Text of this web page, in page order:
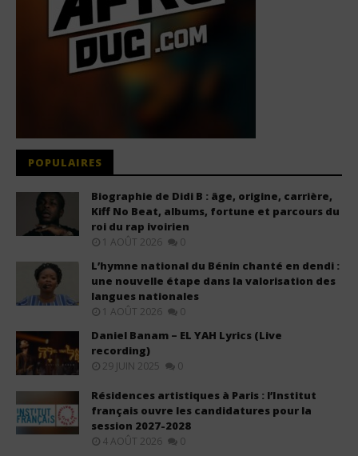
POPULAIRES
Biographie de Didi B : âge, origine, carrière,
Kiff No Beat, albums, fortune et parcours du
roi du rap ivoirien
1 AOÛT 2026 0
L’hymne national du Bénin chanté en dendi :
une nouvelle étape dans la valorisation des
langues nationales
1 AOÛT 2026 0
Daniel Banam – EL YAH Lyrics (Live
recording)
29 JUIN 2025 0
Résidences artistiques à Paris : l’Institut
français ouvre les candidatures pour la
session 2027-2028
4 AOÛT 2026 0